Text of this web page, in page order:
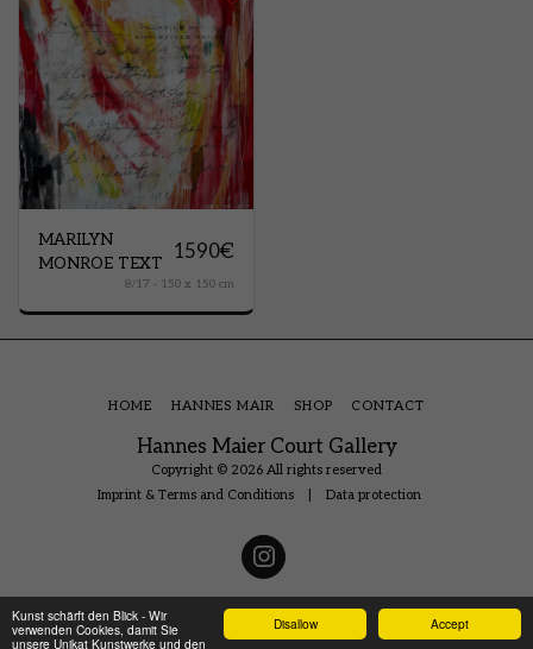
Accept
Disallow
Kunst schärft den Blick - Wir
verwenden Cookies, damit Sie
unsere Unikat Kunstwerke und den
MARILYN
MONROE TEXT
1590€
8/17 - 150 x 150 cm
Hannes Maier Court Gallery
Copyright © 2026 All rights reserved
Imprint & Terms and Conditions
Data protection
HOME HANNES MAIR SHOP CONTACT